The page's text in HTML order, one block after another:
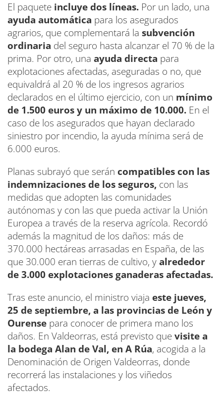
El paquete incluye dos líneas. Por un lado, una
ayuda automática para los asegurados
agrarios, que complementará la subvención
ordinaria del seguro hasta alcanzar el 70 % de la
prima. Por otro, una ayuda directa para
explotaciones afectadas, aseguradas o no, que
equivaldrá al 20 % de los ingresos agrarios
declarados en el último ejercicio, con un mínimo
de 1.500 euros y un máximo de 10.000. En el
caso de los asegurados que hayan declarado
siniestro por incendio, la ayuda mínima será de
6.000 euros.
Planas subrayó que serán compatibles con las
indemnizaciones de los seguros, con las
medidas que adopten las comunidades
autónomas y con las que pueda activar la Unión
Europea a través de la reserva agrícola. Recordó
además la magnitud de los daños: más de
370.000 hectáreas arrasadas en España, de las
que 30.000 eran tierras de cultivo, yalrededor
de 3.000 explotaciones ganaderas afectadas.
Tras este anuncio, el ministro viaja este jueves,
25 de septiembre, a las provincias de León y
Ourense para conocer de primera mano los
daños. En Valdeorras, está previsto quevisite a
la bodega Alan de Val, en A Rúa, acogida a la
Denominación de Origen Valdeorras, donde
recorrerá las instalaciones y los viñedos
afectados.